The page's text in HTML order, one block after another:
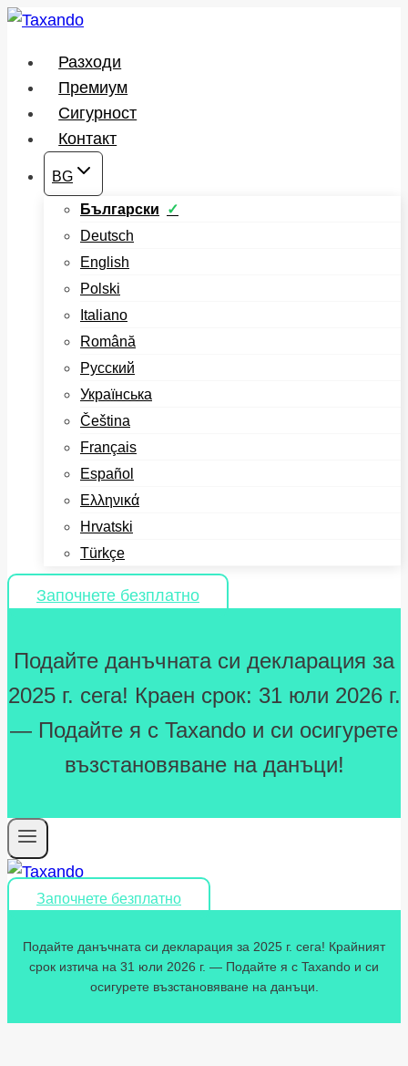
Към
Разходи
Премиум
Сигурност
Контакт
BG
Български
Deutsch
English
Polski
Italiano
Română
Русский
Українська
Čeština
Français
Español
Ελληνικά
Hrvatski
Türkçe
Започнете безплатно
Подайте данъчната си декларация за
2025 г. сега! Краен срок: 31 юли 2026 г.
— Подайте я с Taxando и си осигурете
възстановяване на данъци!
Започнете безплатно
Подайте данъчната си декларация за 2025 г. сега! Крайният
срок изтича на 31 юли 2026 г. — Подайте я с Taxando и си
осигурете възстановяване на данъци.